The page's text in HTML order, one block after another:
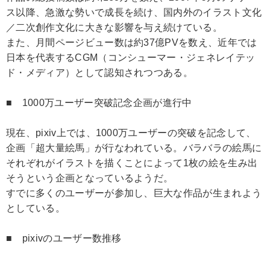
ス以降、急激な勢いで成長を続け、国内外のイラスト文化
／二次創作文化に大きな影響を与え続けている。
また、月間ページビュー数は約37億PVを数え、近年では
日本を代表するCGM（コンシューマー・ジェネレイテッ
ド・メディア）として認知されつつある。
■ 1000万ユーザー突破記念企画が進行中
現在、pixiv上では、1000万ユーザーの突破を記念して、
企画「超大量絵馬」が行なわれている。バラバラの絵馬に
それぞれがイラストを描くことによって1枚の絵を生み出
そうという企画となっているようだ。
すでに多くのユーザーが参加し、巨大な作品が生まれよう
としている。
■ pixivのユーザー数推移